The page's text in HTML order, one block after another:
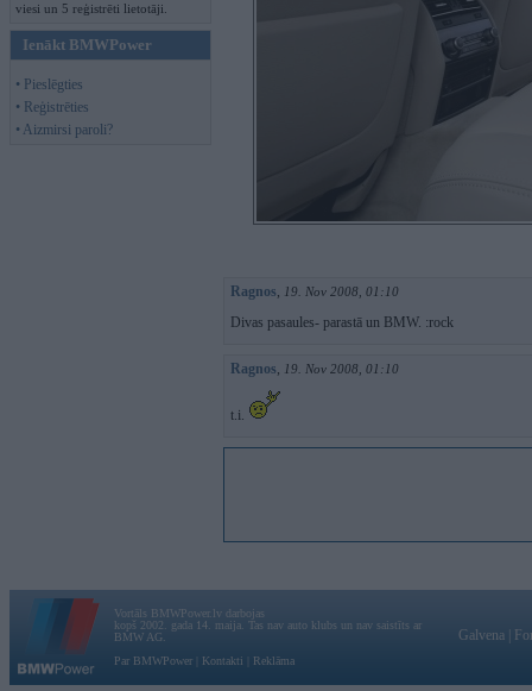
viesi un 5 reģistrēti lietotāji.
Ienākt BMWPower
• Pieslēgties
• Reģistrēties
• Aizmirsi paroli?
Ragnos, 19. Nov 2008, 01:10
Divas pasaules- parastā un BMW. :rock
Ragnos, 19. Nov 2008, 01:10
t.i.
Vortāls BMWPower.lv darbojas
kopš 2002. gada 14. maija. Tas nav auto klubs un nav saistīts ar
BMW AG.
Par BMWPower
Kontakti Reklāma
Galvena